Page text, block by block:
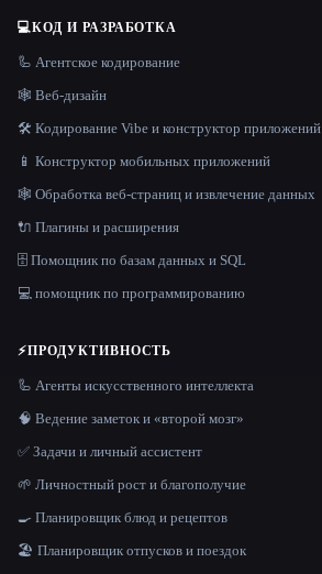
💻КОД И РАЗРАБОТКА
🦾 Агентское кодирование
🕸 Веб-дизайн
🛠️ Кодирование Vibe и конструктор приложений
📱 Конструктор мобильных приложений
🕸️ Обработка веб-страниц и извлечение данных
🔌 Плагины и расширения
🗄️ Помощник по базам данных и SQL
💻 помощник по программированию
⚡ПРОДУКТИВНОСТЬ
🦾 Агенты искусственного интеллекта
🧠 Ведение заметок и «второй мозг»
✅ Задачи и личный ассистент
🌱 Личностный рост и благополучие
🍳 Планировщик блюд и рецептов
🏖 Планировщик отпусков и поездок